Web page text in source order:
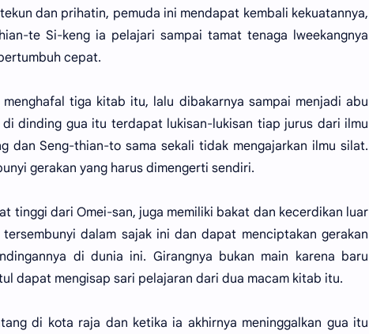
dan prihatin, pemuda ini mendapat kembali kekuatannya,
te Si-keng ia pelajari sampai tamat tenaga lweekangnya
cepat.
tiga kitab itu, lalu dibakarnya sampai menjadi abu
dinding gua itu terdapat lukisan-lukisan tiap jurus dari ilmu
dan Seng-thian-to sama sekali tidak mengajarkan ilmu silat.
gerakan yang harus dimengerti sendiri.
tinggi dari Omei-san, juga memiliki bakat dan kecerdikan luar
dalam sajak ini dan dapat menciptakan gerakan
di dunia ini. Girangnya bukan main karena baru
dapat mengisap sari pelajaran dari dua macam kitab itu.
di kota raja dan ketika ia akhirnya meninggalkan gua itu